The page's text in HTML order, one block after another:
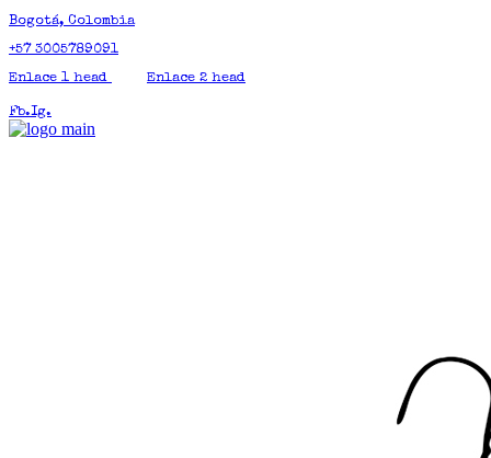
Bogotá, Colombia
+57 3005789091
Enlace 1 head
Enlace 2 head
Fb.Ig.